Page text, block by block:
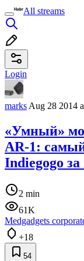
All streams
Login
marks Aug 28 2014
«Умный»
AR-1:
Indiegogo
2 min
61K
Medgadgets
+18
54